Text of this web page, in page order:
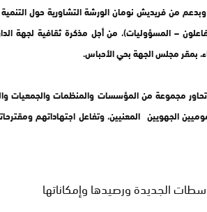
من فريديش نومان الورشة التشاورية حول التنمية
– المسؤوليات)، من أجل مذكرة ثقافية لجهة
مجموعة من المؤسسات والمنظمات والجمعيات
الجهويين المعنيين، وتفاعل اجتهاداتهم